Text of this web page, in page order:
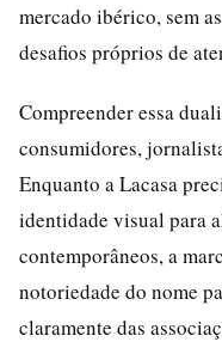
mercado ibérico, sem
desafios próprios de
Compreender essa
consumidores,
Enquanto a Lacasa
identidade visual para
contemporâneos, a
notoriedade do nome
claramente das